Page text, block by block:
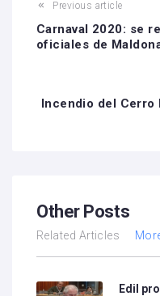
Previous article
Carnaval 2020: se
oficiales de
Incendio del Cerro
Other Posts
Related Articles
Edil